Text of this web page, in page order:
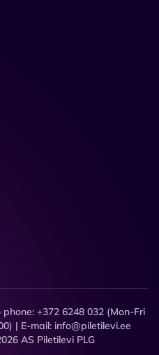
+372 6248 032 (Mon-Fri
| E-mail: info@piletilevi.ee
AS Piletilevi PLG